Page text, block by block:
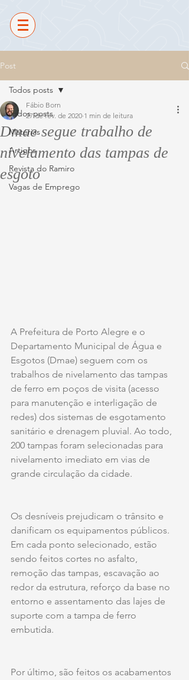
Post
Todos posts
Matérias
Artigos
Revista do Ramiro
Vagas de Emprego
Todos posts
Dmae segue trabalho de
nivelamento das tampas de
esgoto
Fábio Born
27 de fev. de 2020 1 min de leitura
A Prefeitura de Porto Alegre e o
Departamento Municipal de Água e
Esgotos (Dmae) seguem com os
trabalhos de nivelamento das tampas
de ferro em poços de visita (acesso
para manutenção e interligação de
redes) dos sistemas de esgotamento
sanitário e drenagem pluvial. Ao todo,
200 tampas foram selecionadas para
nivelamento imediato em vias de
grande circulação da cidade.
Os desníveis prejudicam o trânsito e
danificam os equipamentos públicos.
Em cada ponto selecionado, estão
sendo feitos cortes no asfalto,
remoção das tampas, escavação ao
redor da estrutura, reforço da base no
entorno e assentamento das lajes de
suporte com a tampa de ferro
embutida.
Por último, são feitos os acabamentos